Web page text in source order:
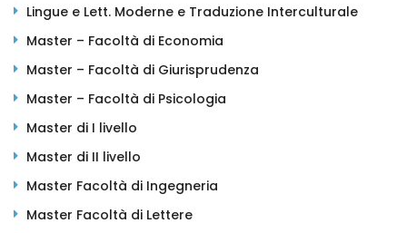
Lingue e Lett. Moderne e Traduzione Interculturale
Master – Facoltà di Economia
Master – Facoltà di Giurisprudenza
Master – Facoltà di Psicologia
Master di I livello
Master di II livello
Master Facoltà di Ingegneria
Master Facoltà di Lettere